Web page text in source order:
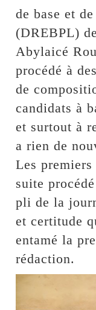
de base et
(DREBPL)
Abylaicé
procédé à
de
candidats à
et surtout à
a rien de
Les
suite
pli de la
et certitude
entamé la
rédaction.